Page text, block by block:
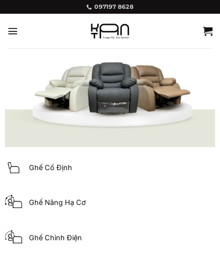
qua
nội
097197 8628
Ghế Cố Định
Ghế Nâng Hạ Cơ
Ghế Chỉnh Điện